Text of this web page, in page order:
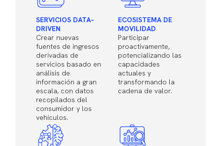
SERVICIOS DATA–
DRIVEN
Crear nuevas
fuentes de ingresos
derivadas de
servicios basado en
análisis de
información a gran
escala, con datos
recopilados del
consumidor y los
vehículos.
ECOSISTEMA DE
MOVILIDAD
Participar
proactivamente,
potencializando las
capacidades
actuales y
transformando la
cadena de valor.